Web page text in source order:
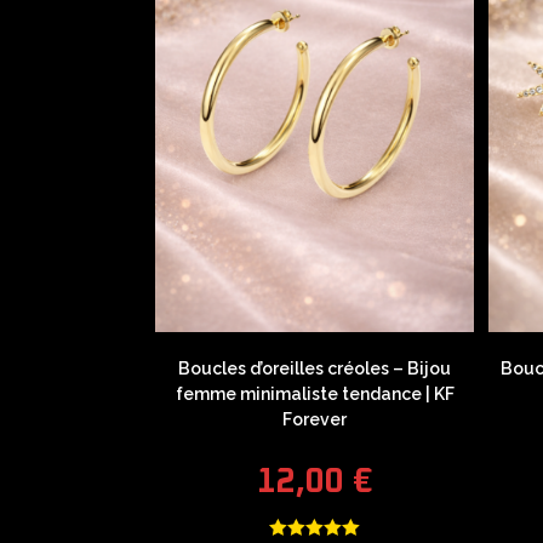
Boucles d’oreilles créoles – Bijou
femme minimaliste tendance | KF
Forever
12,00 €